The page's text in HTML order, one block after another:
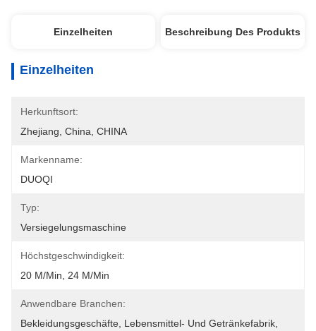
Einzelheiten Beschreibung Des Produkts
Einzelheiten
Herkunftsort:
Zhejiang, China, CHINA
Markenname:
DUOQI
Typ:
Versiegelungsmaschine
Höchstgeschwindigkeit:
20 M/min, 24 M/min
Anwendbare Branchen:
Bekleidungsgeschäfte, Lebensmittel- Und Getränkefabrik,